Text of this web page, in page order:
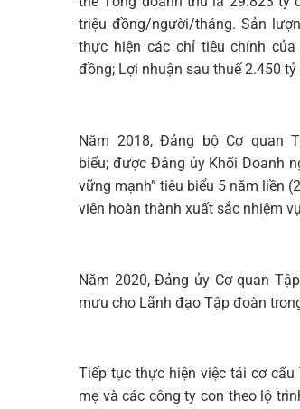
triệu đồng/người/tháng. Sản
thực hiện các chỉ tiêu chính
đồng; Lợi nhuận sau thuế 2.450
Năm 2018, Đảng bộ Cơ quan
biểu; được Đảng ủy Khối Doanh
vững mạnh” tiêu biểu 5 năm liền
viên hoàn thành xuất sắc nhiệm
Năm 2020, Đảng ủy Cơ quan
mưu cho Lãnh đạo Tập đoàn
Tiếp tục thực hiện việc tái cơ
mẹ và các công ty con theo lộ